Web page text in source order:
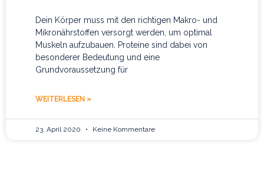
Dein Körper muss mit den richtigen Makro- und
Mikronährstoffen versorgt werden, um optimal
Muskeln aufzubauen. Proteine sind dabei von
besonderer Bedeutung und eine
Grundvoraussetzung für
WEITERLESEN »
23. April 2020 Keine Kommentare